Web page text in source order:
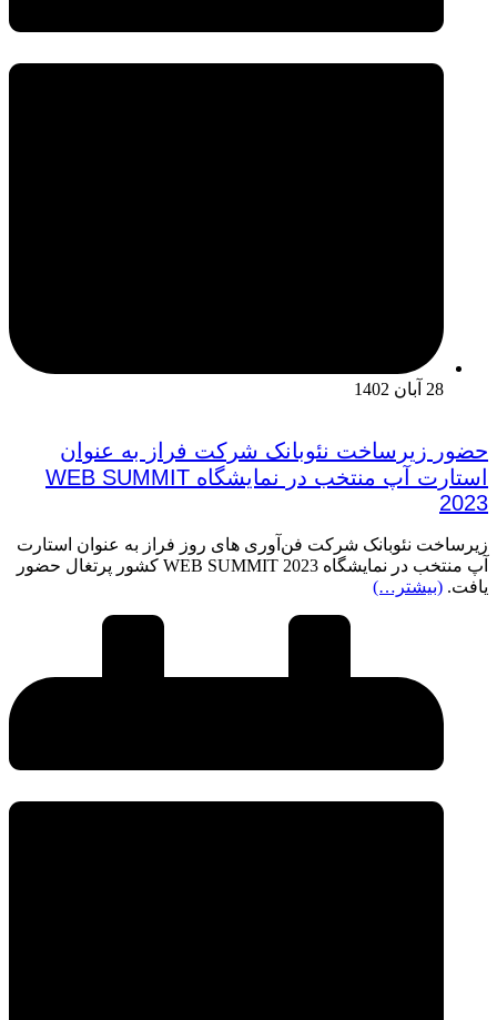
28 آبان 1402
حضور زیرساخت نئوبانک شرکت فراز به عنوان
استارت آپ منتخب در نمایشگاه WEB SUMMIT
2023
زیرساخت نئوبانک شرکت فن‌آوری های روز فراز به عنوان استارت
آپ منتخب در نمایشگاه WEB SUMMIT 2023 کشور پرتغال حضور
یافت. (بیشتر…)